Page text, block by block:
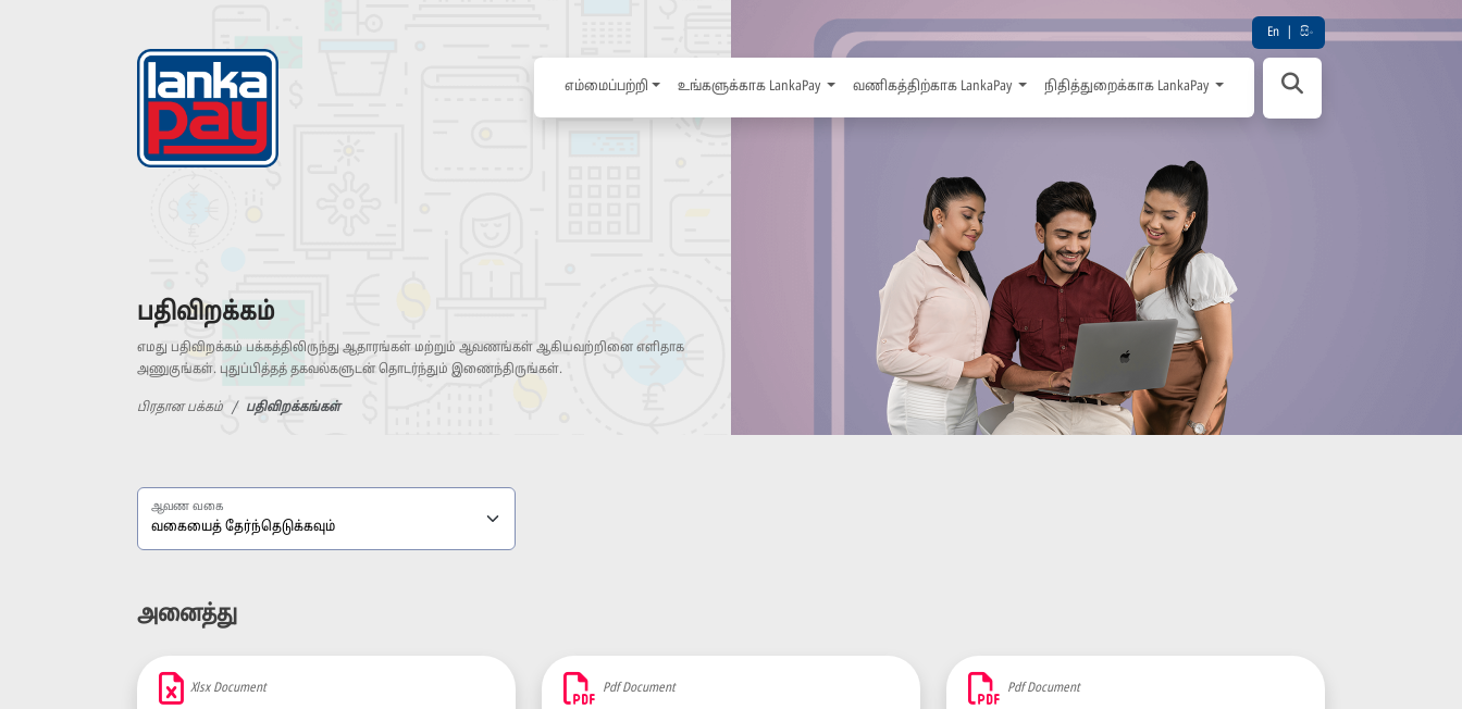
En සිං
எம்மைப்பற்றி உங்களுக்காக LankaPay வணிகத்திற்காக LankaPay நிதித்துறைக்காக LankaPay
பதிவிறக்கம்
எமது பதிவிறக்கம் பக்கத்திலிருந்து ஆதாரங்கள் மற்றும் ஆவணங்கள் ஆகியவற்றினை எளிதாக
அணுகுங்கள். புதுப்பித்தத் தகவல்களுடன் தொடர்ந்தும் இணைந்திருங்கள்.
பிரதான பக்கம் பதிவிறக்கங்கள்
ஆவண வகை
அனைத்து
Xlsx Document Pdf Document Pdf Document